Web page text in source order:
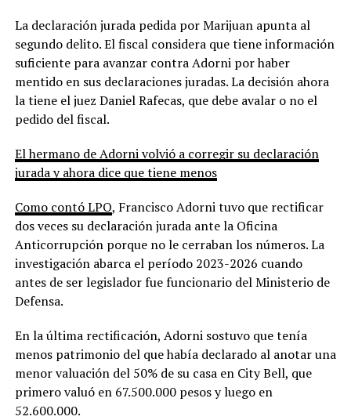
La declaración jurada pedida por Marijuan apunta al
segundo delito. El fiscal considera que tiene información
suficiente para avanzar contra Adorni por haber
mentido en sus declaraciones juradas. La decisión ahora
la tiene el juez Daniel Rafecas, que debe avalar o no el
pedido del fiscal.
El hermano de Adorni volvió a corregir su declaración
jurada y ahora dice que tiene menos
Como contó LPO, Francisco Adorni tuvo que rectificar
dos veces su declaración jurada ante la Oficina
Anticorrupción porque no le cerraban los números. La
investigación abarca el período 2023-2026 cuando
antes de ser legislador fue funcionario del Ministerio de
Defensa.
En la última rectificación, Adorni sostuvo que tenía
menos patrimonio del que había declarado al anotar una
menor valuación del 50% de su casa en City Bell, que
primero valuó en 67.500.000 pesos y luego en
52.600.000.